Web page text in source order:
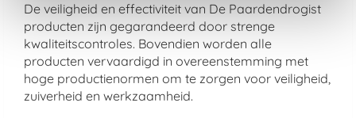
De veiligheid en effectiviteit van De Paardendrogist
producten zijn gegarandeerd door strenge
kwaliteitscontroles. Bovendien worden alle
producten vervaardigd in overeenstemming met
hoge productienormen om te zorgen voor veiligheid,
zuiverheid en werkzaamheid.